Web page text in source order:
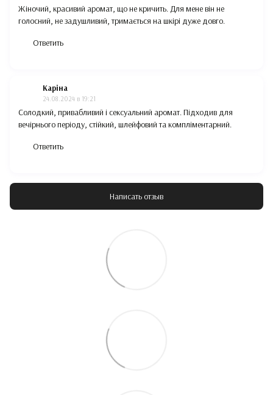
Жіночий, красивий аромат, що не кричить. Для мене він не
голосний, не задушливий, тримається на шкірі дуже довго.
Ответить
Каріна
24.08.2024 в 19:21
Солодкий, привабливий і сексуальний аромат. Підходив для
вечірнього періоду, стійкий, шлейфовий та компліментарний.
Ответить
Написать отзыв